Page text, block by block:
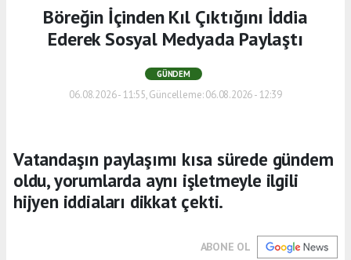
Böreğin İçinden Kıl Çıktığını İddia
Ederek Sosyal Medyada Paylaştı
GÜNDEM
06.08.2026 - 11:55, Güncelleme: 06.08.2026 - 12:39
Vatandaşın paylaşımı kısa sürede gündem
oldu, yorumlarda aynı işletmeyle ilgili
hijyen iddiaları dikkat çekti.
ABONE OL